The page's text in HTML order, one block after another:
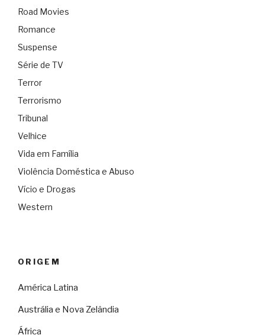
Road Movies
Romance
Suspense
Série de TV
Terror
Terrorismo
Tribunal
Velhice
Vida em Família
Violência Doméstica e Abuso
Vício e Drogas
Western
ORIGEM
América Latina
Austrália e Nova Zelândia
África